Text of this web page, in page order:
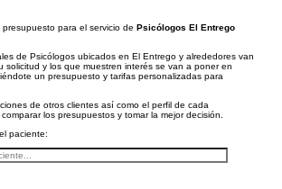
para el servicio de Psicólogos El Entrego
de Psicólogos ubicados en El Entrego y alrededores van
solicitud y los que muestren interés se van a poner en
un presupuesto y tarifas personalizadas para
de otros clientes así como el perfil de cada
los presupuestos y tomar la mejor decisión.
paciente: